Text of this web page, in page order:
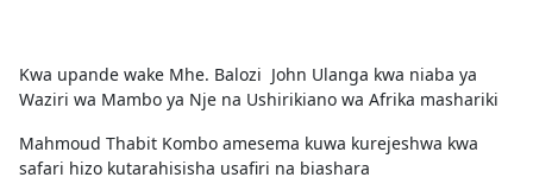
Kwa upande wake Mhe. Balozi John Ulanga kwa niaba ya
Waziri wa Mambo ya Nje na Ushirikiano wa Afrika mashariki
Mahmoud Thabit Kombo amesema kuwa kurejeshwa kwa
safari hizo kutarahisisha usafiri na biashara